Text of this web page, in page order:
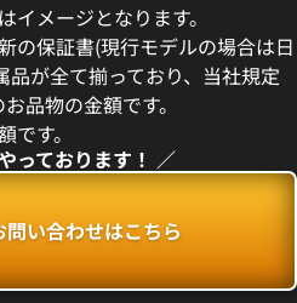
ー
参考買取価格
1,727,000円
※2026年5月27日時点の参考
メージとなります。
の保証書(現行モデルの場合は日
が全て揃っており、当社規定
品物の金額です。
す。
っております！ ／
問い合わせはこちら